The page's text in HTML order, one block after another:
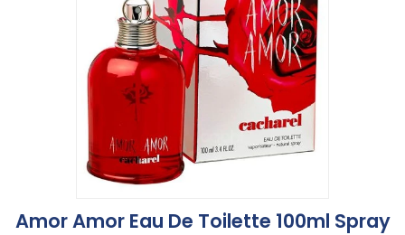
Amor Amor Eau De Toilette 100ml Spray